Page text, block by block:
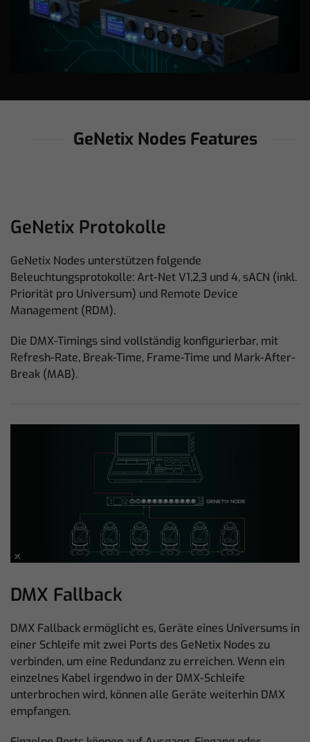
GeNetix Nodes Features
GeNetix Protokolle
GeNetix Nodes unterstützen folgende
Beleuchtungsprotokolle: Art-Net V1,2,3 und 4, sACN (inkl.
Priorität pro Universum) und Remote Device
Management (RDM).
Die DMX-Timings sind vollständig konfigurierbar, mit
Refresh-Rate, Break-Time, Frame-Time und Mark-After-
Break (MAB).
DMX Fallback
DMX Fallback ermöglicht es, Geräte eines Universums in
einer Schleife mit zwei Ports des GeNetix Nodes zu
verbinden, um eine Redundanz zu erreichen. Wenn ein
einzelnes Kabel irgendwo in der DMX-Schleife
unterbrochen wird, können alle Geräte weiterhin DMX
empfangen.